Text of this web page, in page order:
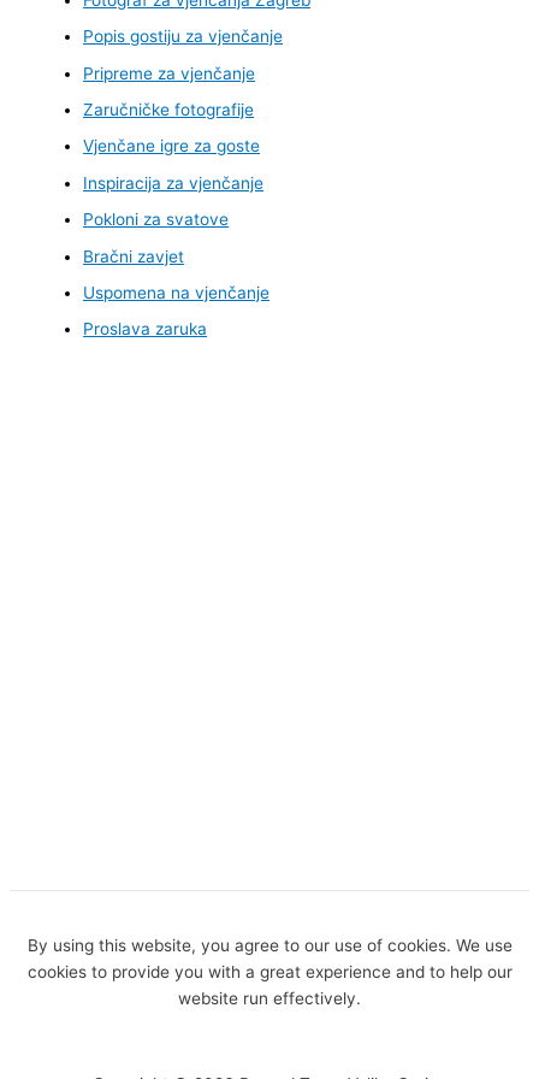
Popis gostiju za vjenčanje
Pripreme za vjenčanje
Zaručničke fotografije
Vjenčane igre za goste
Inspiracija za vjenčanje
Pokloni za svatove
Bračni zavjet
Uspomena na vjenčanje
Proslava zaruka
By using this website, you agree to our use of cookies. We use
cookies to provide you with a great experience and to help our
website run effectively.